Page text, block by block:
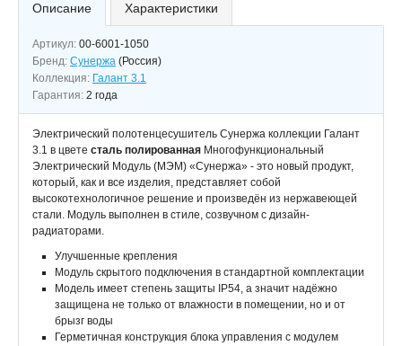
Описание Характеристики
Артикул: 00-6001-1050
Бренд: Сунержа (Россия)
Коллекция: Галант 3.1
Гарантия: 2 года
Электрический полотенцесушитель Сунержа коллекции Галант
3.1 в цвете сталь полированная Многофункциональный
Электрический Модуль (МЭМ) «Сунержа» - это новый продукт,
который, как и все изделия, представляет собой
высокотехнологичное решение и произведён из нержавеющей
стали. Модуль выполнен в стиле, созвучном с дизайн-
радиаторами.
Улучшенные крепления
Модуль скрытого подключения в стандартной комплектации
Модель имеет степень защиты IP54, а значит надёжно
защищена не только от влажности в помещении, но и от
брызг воды
Герметичная конструкция блока управления с модулем